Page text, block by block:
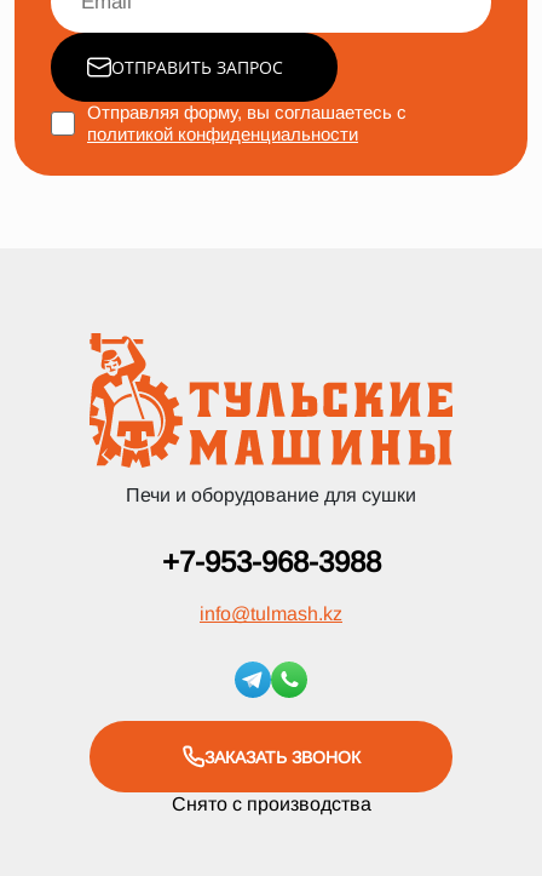
ОТПРАВИТЬ ЗАПРОС
Отправляя форму, вы соглашаетесь с
политикой конфиденциальности
Печи и оборудование для сушки
+7-953-968-3988
info@tulmash.kz
ЗАКАЗАТЬ ЗВОНОК
Снято с производства